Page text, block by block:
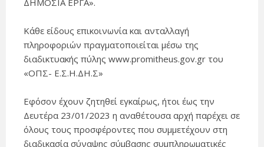
ΔΗΜΟΣΙΑ ΕΡΓΑ».
Κάθε είδους επικοινωνία και ανταλλαγή
πληροφοριών πραγματοποιείται μέσω της
διαδικτυακής πύλης www.promitheus.gov.gr του
«ΟΠΣ- Ε.Σ.Η.ΔΗ.Σ»
Εφόσον έχουν ζητηθεί εγκαίρως, ήτοι έως την
Δευτέρα 23/01/2023 η αναθέτουσα αρχή παρέχει σε
όλους τους προσφέροντες που συμμετέχουν στη
διαδικασία σύναψης σύμβασης συμπληρωματικές